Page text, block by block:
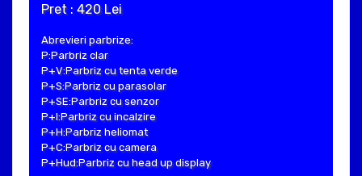
Pret : 420 Lei
Abrevieri parbrize:
P:Parbriz clar
P+V:Parbriz cu tenta verde
P+S:Parbriz cu parasolar
P+SE:Parbriz cu senzor
P+I:Parbriz cu incalzire
P+H:Parbriz heliomat
P+C:Parbriz cu camera
P+Hud:Parbriz cu head up display